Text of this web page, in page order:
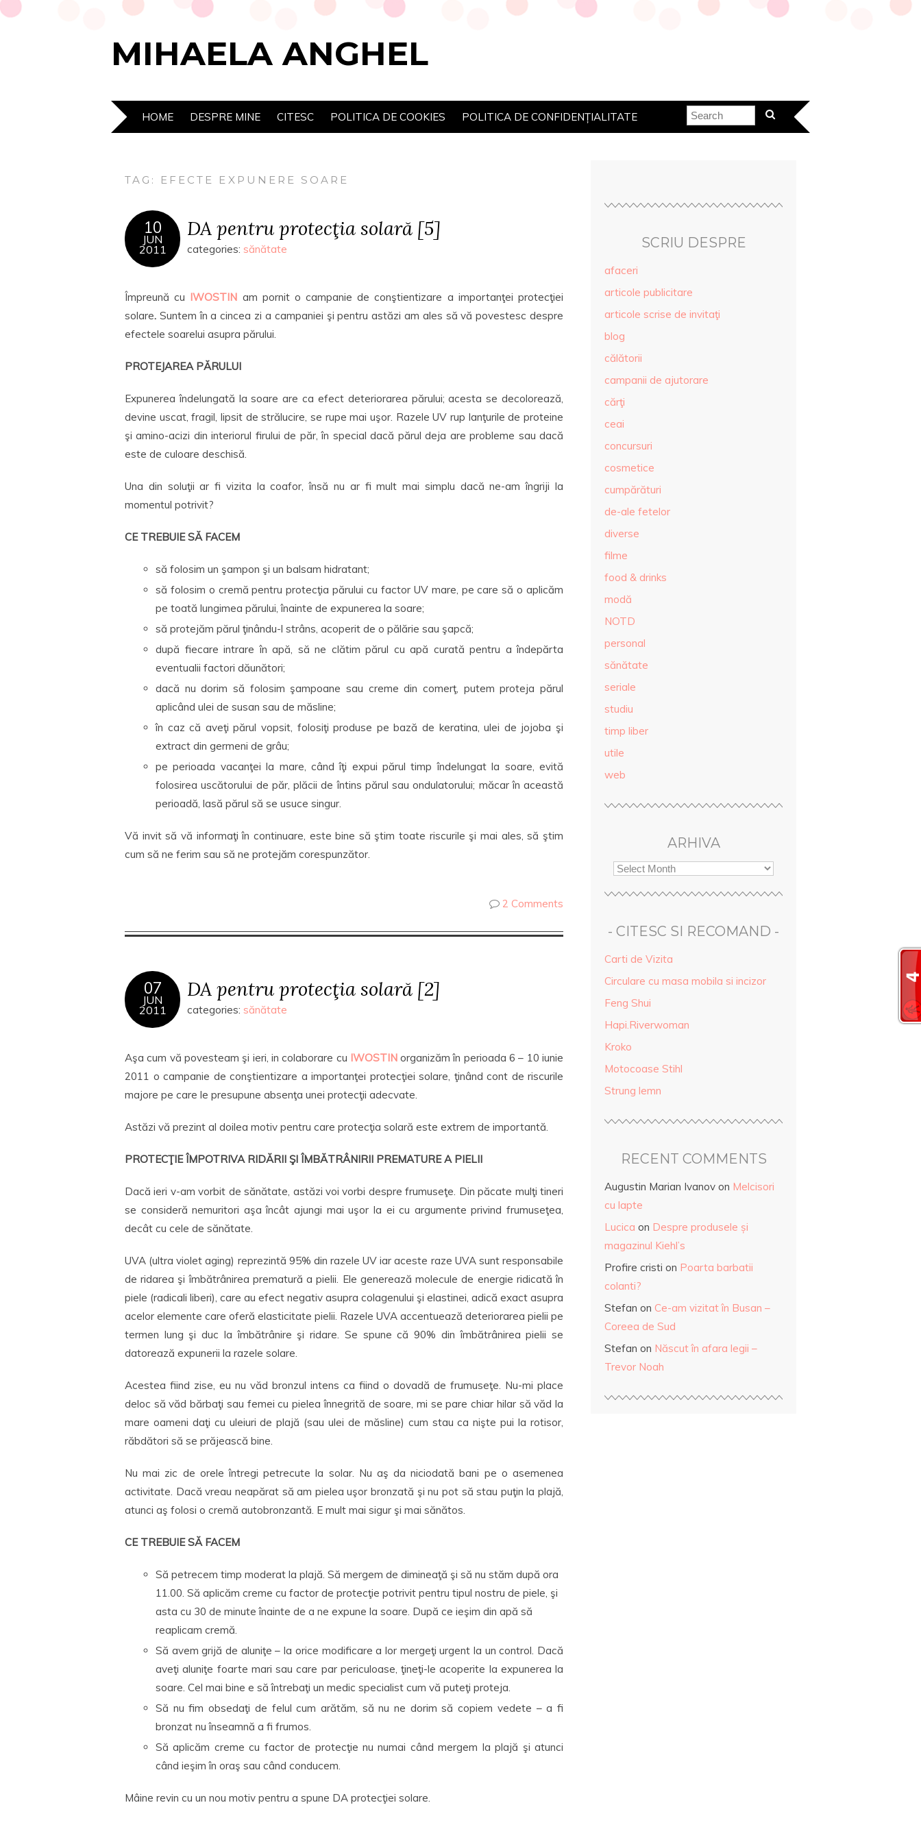
MIHAELA ANGHEL
HOME DESPRE MINE CITESC POLITICA DE COOKIES POLITICA DE CONFIDENȚIALITATE
TAG: EFECTE EXPUNERE SOARE
10
JUN
2011
DA pentru protecţia solară [5]
categories: sănătate
Împreună cu IWOSTIN am pornit o campanie de conştientizare a importanţei protecţiei
solare. Suntem în a cincea zi a campaniei şi pentru astăzi am ales să vă povestesc despre
efectele soarelui asupra părului.
PROTEJAREA PĂRULUI
Expunerea îndelungată la soare are ca efect deteriorarea părului; acesta se decolorează,
devine uscat, fragil, lipsit de strălucire, se rupe mai uşor. Razele UV rup lanţurile de proteine
şi amino-acizi din interiorul firului de păr, în special dacă părul deja are probleme sau dacă
este de culoare deschisă.
Una din soluţii ar fi vizita la coafor, însă nu ar fi mult mai simplu dacă ne-am îngriji la
momentul potrivit?
CE TREBUIE SĂ FACEM
să folosim un şampon şi un balsam hidratant;
să folosim o cremă pentru protecţia părului cu factor UV mare, pe care să o aplicăm
pe toată lungimea părului, înainte de expunerea la soare;
să protejăm părul ţinându-l strâns, acoperit de o pălărie sau şapcă;
după fiecare intrare în apă, să ne clătim părul cu apă curată pentru a îndepărta
eventualii factori dăunători;
dacă nu dorim să folosim şampoane sau creme din comerţ, putem proteja părul
aplicând ulei de susan sau de măsline;
în caz că aveţi părul vopsit, folosiţi produse pe bază de keratina, ulei de jojoba şi
extract din germeni de grâu;
pe perioada vacanţei la mare, când îţi expui părul timp îndelungat la soare, evită
folosirea uscătorului de păr, plăcii de întins părul sau ondulatorului; măcar în această
perioadă, lasă părul să se usuce singur.
Vă invit să vă informaţi în continuare, este bine să ştim toate riscurile şi mai ales, să ştim
cum să ne ferim sau să ne protejăm corespunzător.
2 Comments
07
JUN
2011
DA pentru protecţia solară [2]
categories: sănătate
Aşa cum vă povesteam şi ieri, in colaborare cu IWOSTINorganizăm în perioada 6 – 10 iunie
2011 o campanie de conştientizare a importanţei protecţiei solare, ţinând cont de riscurile
majore pe care le presupune absenţa unei protecţii adecvate.
Astăzi vă prezint al doilea motiv pentru care protecţia solară este extrem de importantă.
PROTECŢIE ÎMPOTRIVA RIDĂRII ŞI ÎMBĂTRÂNIRII PREMATURE A PIELII
Dacă ieri v-am vorbit de sănătate, astăzi voi vorbi despre frumuseţe. Din păcate mulţi tineri
se consideră nemuritori aşa încât ajungi mai uşor la ei cu argumente privind frumuseţea,
decât cu cele de sănătate.
UVA (ultra violet aging) reprezintă 95% din razele UV iar aceste raze UVA sunt responsabile
de ridarea şi îmbătrânirea prematură a pielii. Ele generează molecule de energie ridicată în
piele (radicali liberi), care au efect negativ asupra colagenului şi elastinei, adică exact asupra
acelor elemente care oferă elasticitate pielii. Razele UVA accentuează deteriorarea pielii pe
termen lung şi duc la îmbătrânire şi ridare. Se spune că 90% din îmbătrânirea pielii se
datorează expunerii la razele solare.
Acestea fiind zise, eu nu văd bronzul intens ca fiind o dovadă de frumuseţe. Nu-mi place
deloc să văd bărbaţi sau femei cu pielea înnegrită de soare, mi se pare chiar hilar să văd la
mare oameni daţi cu uleiuri de plajă (sau ulei de măsline) cum stau ca nişte pui la rotisor,
răbdători să se prăjească bine.
Nu mai zic de orele întregi petrecute la solar. Nu aş da niciodată bani pe o asemenea
activitate. Dacă vreau neapărat să am pielea uşor bronzată şi nu pot să stau puţin la plajă,
atunci aş folosi o cremă autobronzantă. E mult mai sigur şi mai sănătos.
CE TREBUIE SĂ FACEM
Să petrecem timp moderat la plajă. Să mergem de dimineaţă şi să nu stăm după ora
11.00. Să aplicăm creme cu factor de protecţie potrivit pentru tipul nostru de piele, şi
asta cu 30 de minute înainte de a ne expune la soare. După ce ieşim din apă să
reaplicam cremă.
Să avem grijă de aluniţe – la orice modificare a lor mergeţi urgent la un control. Dacă
aveţi aluniţe foarte mari sau care par periculoase, ţineţi-le acoperite la expunerea la
soare. Cel mai bine e să întrebaţi un medic specialist cum vă puteţi proteja.
Să nu fim obsedaţi de felul cum arătăm, să nu ne dorim să copiem vedete – a fi
bronzat nu înseamnă a fi frumos.
Să aplicăm creme cu factor de protecţie nu numai când mergem la plajă şi atunci
când ieşim în oraş sau când conducem.
Mâine revin cu un nou motiv pentru a spune DA protecţiei solare.
SCRIU DESPRE
afaceri
articole publicitare
articole scrise de invitaţi
blog
călătorii
campanii de ajutorare
cărţi
ceai
concursuri
cosmetice
cumpărături
de-ale fetelor
diverse
filme
food & drinks
modă
NOTD
personal
sănătate
seriale
studiu
timp liber
utile
web
ARHIVA
- CITESC SI RECOMAND -
Carti de Vizita
Circulare cu masa mobila si incizor
Feng Shui
Hapi.Riverwoman
Kroko
Motocoase Stihl
Strung lemn
RECENT COMMENTS
Augustin Marian Ivanov on Melcisori
cu lapte
Lucica on Despre produsele și
magazinul Kiehl’s
Profire cristi on Poarta barbatii
colanti?
Stefan on Ce-am vizitat în Busan –
Coreea de Sud
Stefan on Născut în afara legii –
Trevor Noah